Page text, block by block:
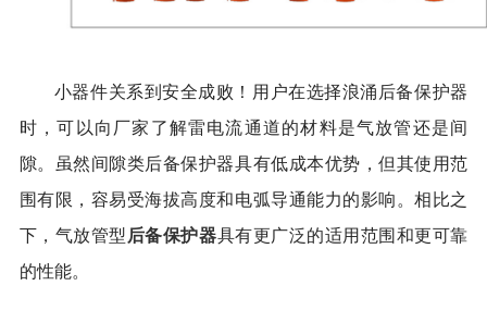
小器件关系到安全成败！用户在选择浪涌后备保护器
时，可以向厂家 了解雷电流通道的材料是气放管还是间
隙。
虽然间隙类后备保护器具有低成本优势 ，但其使用范
围有限，容易受海拔高度和电弧导通能力的影响。相比之
下，气放管型后备保护器具有更广泛的适用范围和更可靠
的性能。